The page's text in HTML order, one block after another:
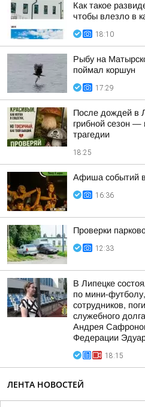
Как такое
чтобы влезло в
18:10
Рыбу на
поймал коршун
17:29
После дождей в
грибной сезон
трагедии
18:25
Афиша событий в
16:36
Проверки
12:33
В Липецке
по мини-
сотрудников,
служебного
Андрея
Федерации
18:15
ЛЕНТА НОВОСТЕЙ